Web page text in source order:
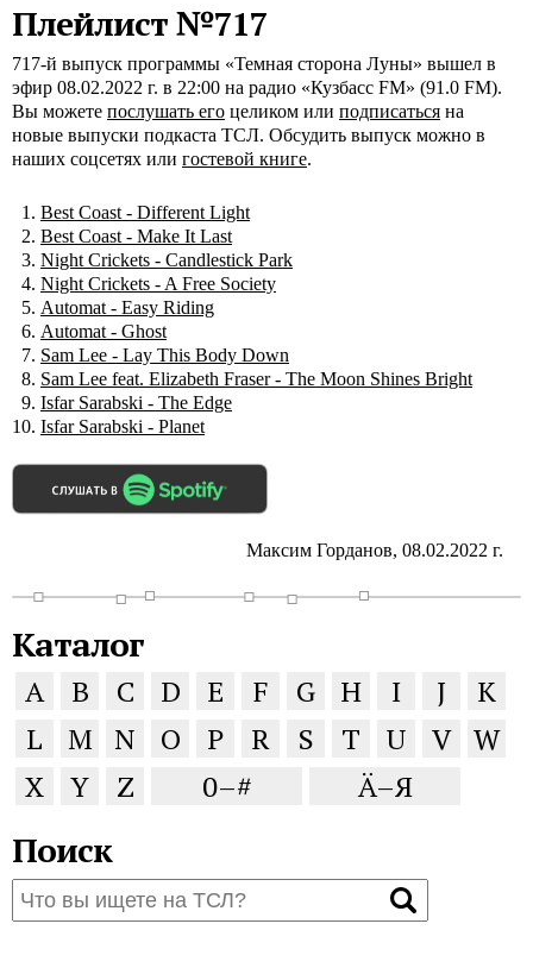
Плейлист №717
717-й выпуск программы «Темная сторона Луны» вышел в
эфир 08.02.2022 г. в 22:00 на радио «Кузбасс FM» (91.0 FM).
Вы можете послушать его целиком или подписаться на
новые выпуски подкаста ТСЛ. Обсудить выпуск можно в
наших соцсетях или гостевой книге.
Best Coast - Different Light
Best Coast - Make It Last
Night Crickets - Candlestick Park
Night Crickets - A Free Society
Automat - Easy Riding
Automat - Ghost
Sam Lee - Lay This Body Down
Sam Lee feat. Elizabeth Fraser - The Moon Shines Bright
Isfar Sarabski - The Edge
Isfar Sarabski - Planet
Максим Горданов, 08.02.2022 г.
Каталог
A B C D E F G H I J
K
L
M N O P R S T U V W
X
Y Z 0–# Ä–Я
Поиск